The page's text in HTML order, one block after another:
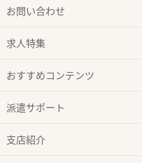
お問い合わせ
求人特集
おすすめコンテンツ
派遣サポート
支店紹介